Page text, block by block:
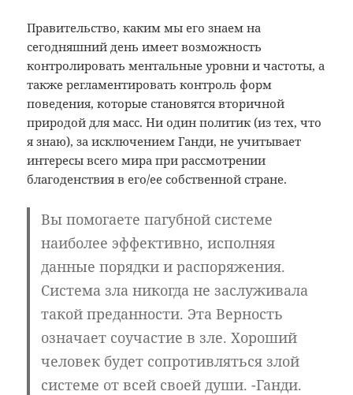
Правительство, каким мы его знаем на
сегодняшний день имеет возможность
контролировать ментальные уровни и частоты, а
также регламентировать контроль форм
поведения, которые становятся вторичной
природой для масс. Ни один политик (из тех, что
я знаю), за исключением Ганди, не учитывает
интересы всего мира при рассмотрении
благоденствия в его/ее собственной стране.
Вы помогаете пагубной системе
наиболее эффективно, исполняя
данные порядки и распоряжения.
Система зла никогда не заслуживала
такой преданности. Эта Верность
означает соучастие в зле. Хороший
человек будет сопротивляться злой
системе от всей своей души. -Ганди.